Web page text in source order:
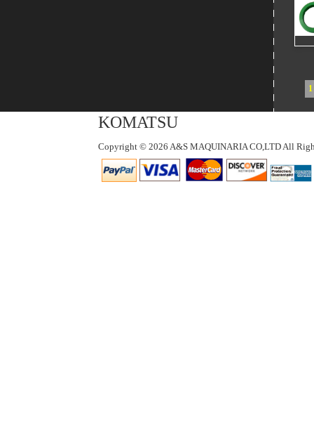
1
KOMATSU
Copyright © 2026 A&S MAQUINARIA CO,LTD All